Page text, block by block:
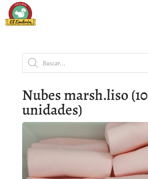
Búsqueda
de
productos
Nubes marsh.liso (10
unidades)